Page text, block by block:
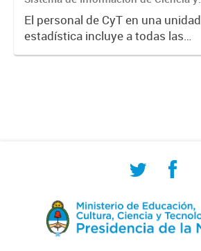
Tecnología Argentino (SICYTAR)
El personal de CyT en una unidad
estadística incluye a todas las
personas involucradas